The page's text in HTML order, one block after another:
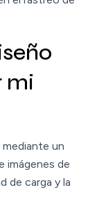
mi
mediante un
imágenes de
de carga y la